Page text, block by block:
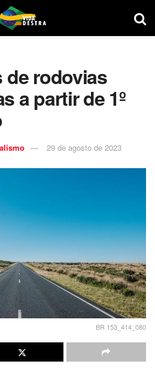
de rodovias
a partir de 1º
29 de agosto de 2023
BR 153_414_080